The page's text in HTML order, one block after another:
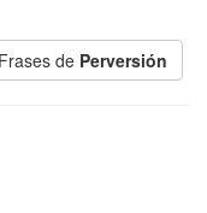
de Perversión